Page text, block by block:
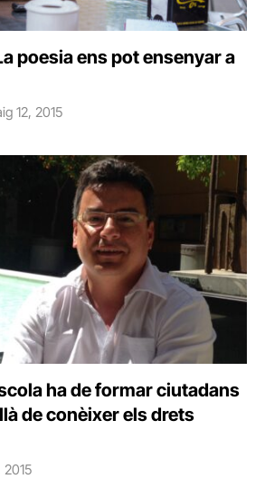
poesia ens pot ensenyar a
12, 2015
ha de formar ciutadans
de conèixer els drets
2015